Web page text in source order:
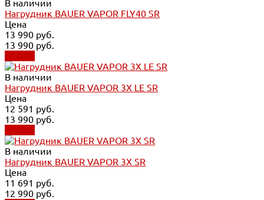
В наличии
Нагрудник BAUER VAPOR FLY40 SR
Цена
13 990 руб.
13 990 руб.
В наличии
Нагрудник BAUER VAPOR 3X LE SR
Цена
12 591 руб.
13 990 руб.
В наличии
Нагрудник BAUER VAPOR 3X SR
Цена
11 691 руб.
12 990 руб.